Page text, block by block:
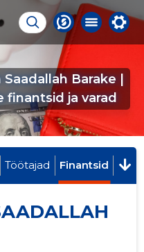
Barake |
finantsid ja varad
Töötajad Finantsid